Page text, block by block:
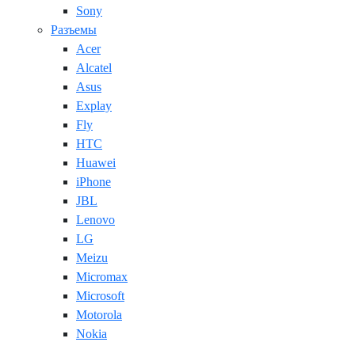
Sony
Разъемы
Acer
Alcatel
Asus
Explay
Fly
HTC
Huawei
iPhone
JBL
Lenovo
LG
Meizu
Micromax
Microsoft
Motorola
Nokia